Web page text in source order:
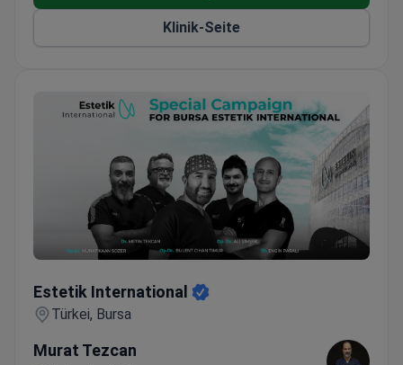
Klinik-Seite
Estetik International
Türkei, Bursa
Murat Tezcan